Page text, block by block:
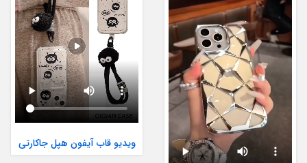
ویدیو قاب آیفون هپل جاکارتی